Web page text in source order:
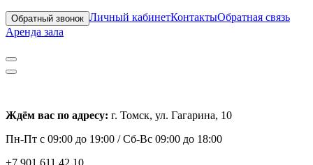
Обратный звонок Личный кабинетКонтактыОбратная связь
Аренда зала
Ждём вас по адресу: г. Томск, ул. Гагарина, 10
Пн-Пт с 09:00 до 19:00 /Сб-Вс 09:00 до 18:00
+7 901 611 42 10